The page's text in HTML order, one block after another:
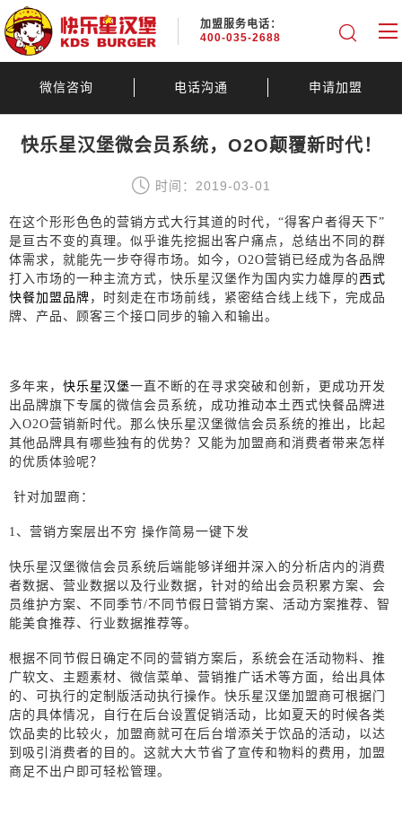
加盟服务电话：
400-035-2688
微信咨询 电话沟通 申请加盟
快乐星汉堡微会员系统，O2O颠覆新时代！
时间：2019-03-01
在这个形形色色的营销方式大行其道的时代， “得客户者得天下”
是亘古不变的真理。似乎谁先挖掘出客户痛点，总结出不同的群
体需求，就能先一步夺得市场。如今， O2O营销已经成为各品牌
打入市场的一种主流方式，快乐星汉堡作为国内实力雄厚的西式
快餐加盟品牌 ，时刻走在市场前线，紧密结合线上线下，完成品
牌、产品、顾客三个接口同步的输入和输出。
多年来， 快乐星汉堡一直不断的在寻求突破和创新，更成功开发
出品牌旗下专属的微信会员系统，成功推动本土西式快餐品牌进
入 O2O营销新时代。那么快乐星汉堡微信会员系统的推出，比起
其他品牌具有哪些独有的优势？又能为加盟商和消费者带来怎样
的优质体验呢？
针对加盟商：
1、 营销方案层出不穷 操作简易一键下发
快乐星汉堡微信会员系统后端能够详细并深入的分析店内的消费
者数据、营业数据以及行业数据，针对的给出会员积累方案、会
员维护方案、不同季节/不同节假日营销方案、活动方案推荐、智
能美食推荐、行业数据推荐等。
根据不同节假日确定不同的营销方案后，系统会在活动物料、推
广软文、主题素材、微信菜单、营销推广话术等方面，给出具体
的、可执行的定制版活动执行操作。 快乐星汉堡加盟商可根据门
店的具体情况，自行在后台设置促销活动，比如夏天的时候各类
饮品卖的比较火，加盟商就可在后台增添关于饮品的活动，以达
到吸引消费者的目的。这就大大节省了宣传和物料的费用，加盟
商足不出户即可轻松管理。